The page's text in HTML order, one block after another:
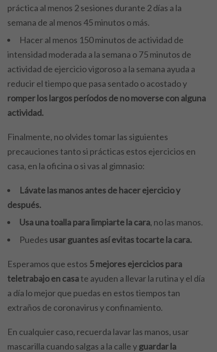
práctica al menos 2 sesiones durante 2 días a la
semana de al menos 45 minutos o más.
Hacer al menos 150 minutos de actividad de
intensidad moderada a la semana o 75 minutos de
actividad de ejercicio vigoroso a la semana ayuda a
reducir el tiempo que pasa sentado o acostado y
romper los largos períodos de no moverse con alguna
actividad.
Finalmente, no olvides tomar las siguientes
precauciones tanto si prácticas estos ejercicios en
casa, en la oficina o si vas al gimnasio:
Lávate las manos antes de hacer ejercicio y
después.
Usa una toalla para limpiarte la cara, no las manos.
Puedes usar guantes así evitas tocarte la cara.
Esperamos que estos 5 mejores ejercicios para
teletrabajo en casate ayuden a llevar la rutina y el día
a día lo mejor que puedas en estos tiempos tan
extraños de coronavirus y confinamiento.
En cualquier caso, recuerda lavar las manos, usar
mascarilla cuando salgas a la calle yguardar la